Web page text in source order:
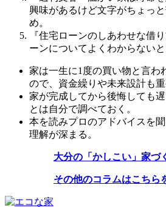
興味があるけど文字がちょっ
め。
『住宅ローンのしあわせな借
ーンについてよくわからない
家は一生に1度の買い物と言わ
ので、資金繰りや未来設計も重
家が完成してから後悔しても
とは自分で調べておく。
本を読みプロのアドバイスを
理解が深まる。
大分の「かしこい」家づ
その他のコラムはこちら